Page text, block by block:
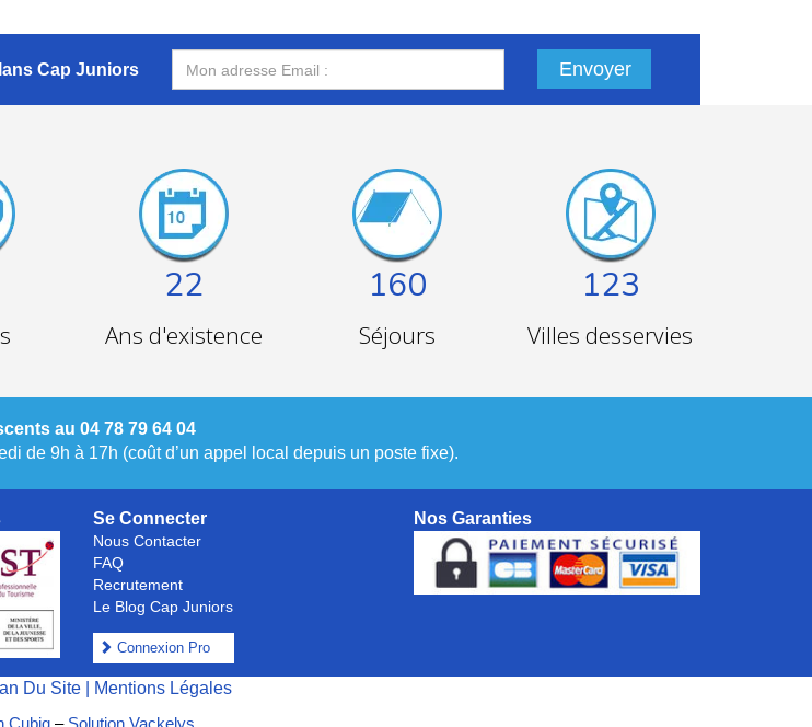
Cap Juniors Envoyer
22
Ans d'existence
160
Séjours
123
Villes desservies
au 04 78 79 64 04
de 9h à 17h (coût d’un appel local depuis un poste fixe).
Se Connecter
Nous Contacter
FAQ
Recrutement
Le Blog Cap Juniors
Connexion Pro
Nos Garanties
Du Site|
Mentions Légales